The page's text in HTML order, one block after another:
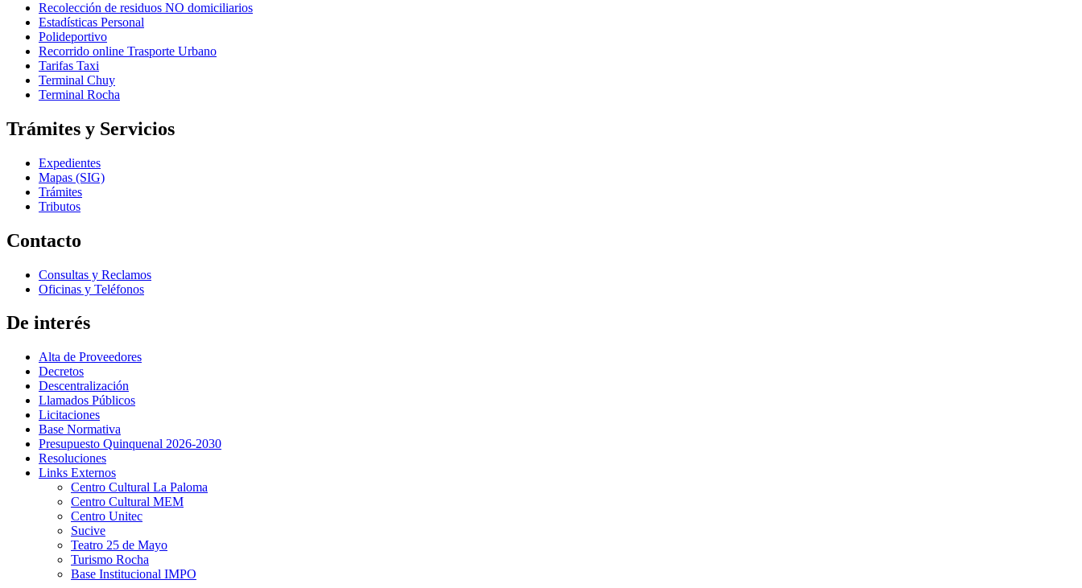
Recolección de residuos NO domiciliarios
Estadísticas Personal
Polideportivo
Recorrido online Trasporte Urbano
Tarifas Taxi
Terminal Chuy
Terminal Rocha
Trámites y Servicios
Expedientes
Mapas (SIG)
Trámites
Tributos
Contacto
Consultas y Reclamos
Oficinas y Teléfonos
De interés
Alta de Proveedores
Decretos
Descentralización
Llamados Públicos
Licitaciones
Base Normativa
Presupuesto Quinquenal 2026-2030
Resoluciones
Links Externos
Centro Cultural La Paloma
Centro Cultural MEM
Centro Unitec
Sucive
Teatro 25 de Mayo
Turismo Rocha
Base Institucional IMPO